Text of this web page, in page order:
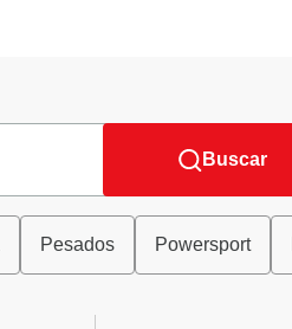
Buscar
Pesados Powersport